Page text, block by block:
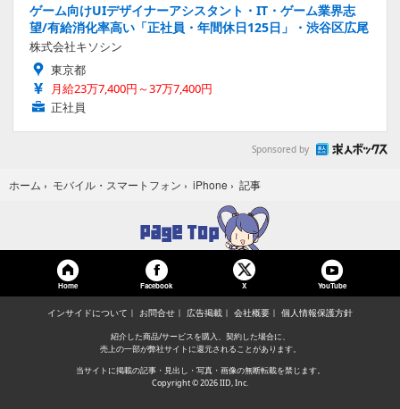
ゲーム向けUIデザイナーアシスタント・IT・ゲーム業界志
望/有給消化率高い「正社員・年間休日125日」・渋谷区広尾
株式会社キソシン
東京都
月給23万7,400円～37万7,400円
正社員
Sponsored by
ホーム › モバイル・スマートフォン › iPhone › 記事
Home Facebook X YouTube
インサイドについて お問合せ 広告掲載 会社概要 個人情報保護方針
紹介した商品/サービスを購入、契約した場合に、
売上の一部が弊社サイトに還元されることがあります。
当サイトに掲載の記事・見出し・写真・画像の無断転載を禁じます。
Copyright © 2026 IID, Inc.